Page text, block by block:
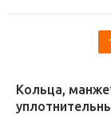
Кольца,